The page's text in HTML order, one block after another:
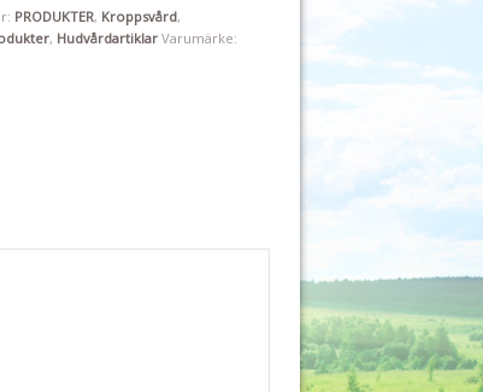
PRODUKTER, Kroppsvård,
, Hudvårdartiklar Varumärke: